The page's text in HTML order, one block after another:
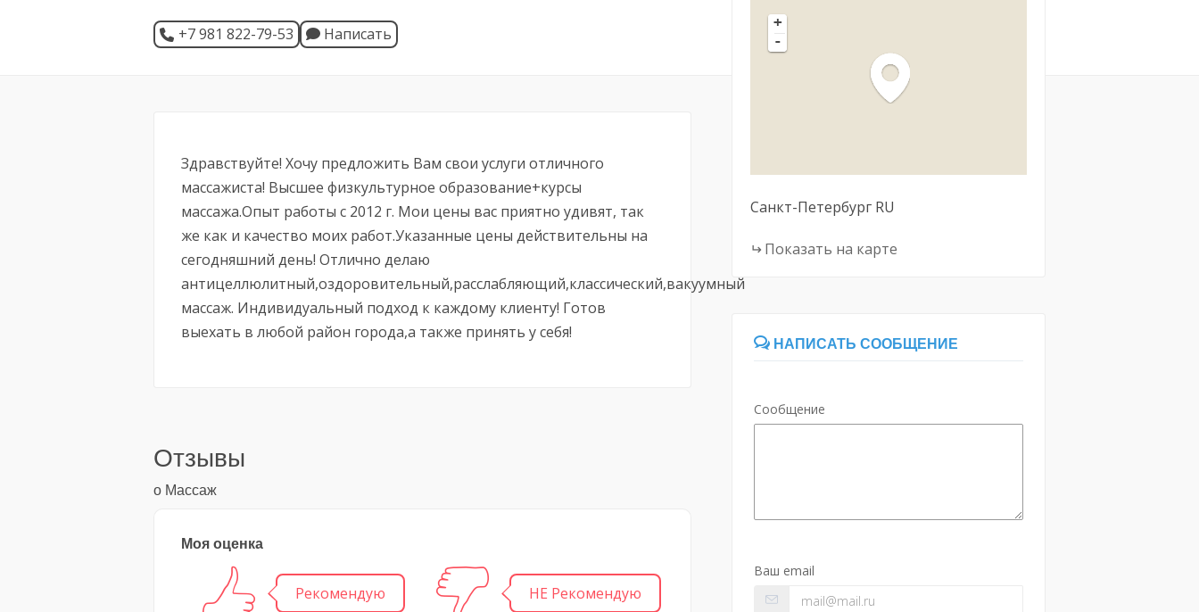
+7 981 822-79-53 Написать
Здравствуйте! Хочу предложить Вам свои услуги отличного
массажиста! Высшее физкультурное образование+курсы
массажа.Опыт работы с 2012 г. Мои цены вас приятно удивят, так
же как и качество моих работ.Указанные цены действительны на
сегодняшний день! Отлично делаю
антицеллюлитный,оздоровительный,расслабляющий,классический,вакуумный
массаж. Индивидуальный подход к каждому клиенту! Готов
выехать в любой район города,а также принять у себя!
Отзывы
о Массаж
Моя оценка
Рекомендую НЕ Рекомендую
+
-
Санкт-Петербург RU
Показать на карте
НАПИСАТЬ СООБЩЕНИЕ
Сообщение
Ваш email